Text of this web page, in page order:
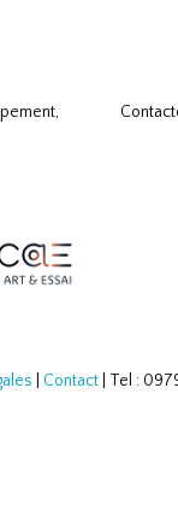
Contact| Tel :